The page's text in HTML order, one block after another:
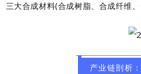
大合成材料(合成树脂、合成纤维
产业链剖析